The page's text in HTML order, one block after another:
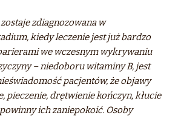
zdiagnozowana w
kiedy leczenie jest już bardzo
we wczesnym wykrywaniu
– niedoboru witaminyB, jest
pacjentów, że objawy
, pieczenie, drętwieniekończyn, kłucie
ich zaniepokoić. Osoby